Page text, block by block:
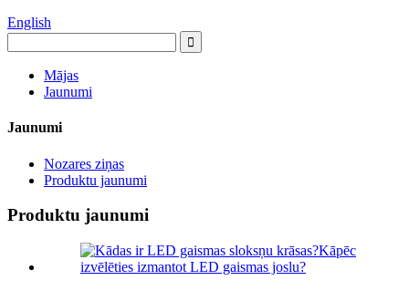
English
Mājas
Jaunumi
Jaunumi
Nozares ziņas
Produktu jaunumi
Produktu jaunumi